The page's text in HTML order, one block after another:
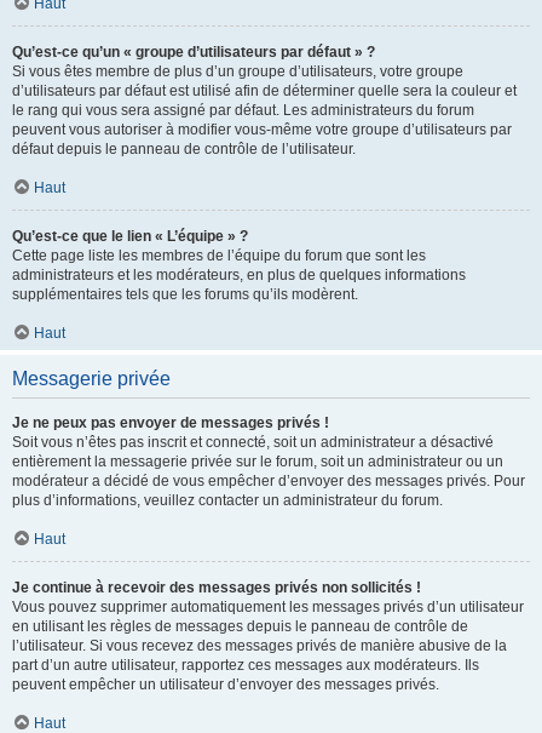
Haut
Qu’est-ce qu’un « groupe d’utilisateurs par défaut » ?
Si vous êtes membre de plus d’un groupe d’utilisateurs, votre groupe
d’utilisateurs par défaut est utilisé afin de déterminer quelle sera la couleur et
le rang qui vous sera assigné par défaut. Les administrateurs du forum
peuvent vous autoriser à modifier vous-même votre groupe d’utilisateurs par
défaut depuis le panneau de contrôle de l’utilisateur.
Haut
Qu’est-ce que le lien « L’équipe » ?
Cette page liste les membres de l’équipe du forum que sont les
administrateurs et les modérateurs, en plus de quelques informations
supplémentaires tels que les forums qu’ils modèrent.
Haut
Messagerie privée
Je ne peux pas envoyer de messages privés !
Soit vous n’êtes pas inscrit et connecté, soit un administrateur a désactivé
entièrement la messagerie privée sur le forum, soit un administrateur ou un
modérateur a décidé de vous empêcher d’envoyer des messages privés. Pour
plus d’informations, veuillez contacter un administrateur du forum.
Haut
Je continue à recevoir des messages privés non sollicités !
Vous pouvez supprimer automatiquement les messages privés d’un utilisateur
en utilisant les règles de messages depuis le panneau de contrôle de
l’utilisateur. Si vous recevez des messages privés de manière abusive de la
part d’un autre utilisateur, rapportez ces messages aux modérateurs. Ils
peuvent empêcher un utilisateur d’envoyer des messages privés.
Haut